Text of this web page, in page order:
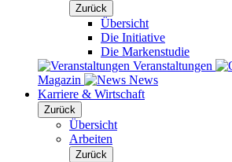
Zurück
Übersicht
Die Initiative
Die Markenstudie
Veranstaltungen
Magazin
News
Karriere & Wirtschaft
Zurück
Übersicht
Arbeiten
Zurück